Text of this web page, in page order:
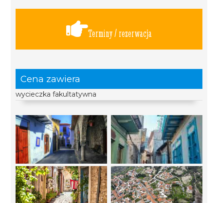
Terminy / rezerwacja
Cena zawiera
wycieczka fakultatywna